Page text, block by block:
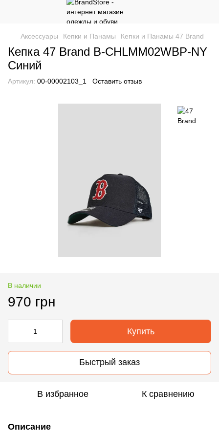
Аксессуары Кепки и Панамы Кепки и Панамы 47 Brand
Кепка 47 Brand B-CHLMM02WBP-NY
Синий
Артикул: 00-00002103_1 Оставить отзыв
В наличии
970 грн
Купить
Быстрый заказ
В избранное К сравнению
Описание